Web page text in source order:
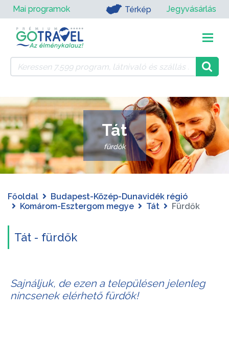
Mai programok Térkép Jegyvásárlás
Tát
fürdők
Főoldal
Budapest-Közép-Dunavidék régió
Komárom-Esztergom megye
Tát Fürdők
Tát - fürdők
Sajnáljuk, de ezen a településen jelenleg
nincsenek elérhető fürdők!